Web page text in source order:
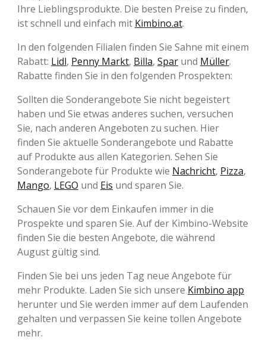
Ihre Lieblingsprodukte. Die besten Preise zu finden,
ist schnell und einfach mit Kimbino.at.
In den folgenden Filialen finden Sie Sahne mit einem
Rabatt: Lidl, Penny Markt, Billa, Spar und Müller.
Rabatte finden Sie in den folgenden Prospekten:
Sollten die Sonderangebote Sie nicht begeistert
haben und Sie etwas anderes suchen, versuchen
Sie, nach anderen Angeboten zu suchen. Hier
finden Sie aktuelle Sonderangebote und Rabatte
auf Produkte aus allen Kategorien. Sehen Sie
Sonderangebote für Produkte wie Nachricht, Pizza,
Mango, LEGO und Eis und sparen Sie.
Schauen Sie vor dem Einkaufen immer in die
Prospekte und sparen Sie. Auf der Kimbino-Website
finden Sie die besten Angebote, die während
August gültig sind.
Finden Sie bei uns jeden Tag neue Angebote für
mehr Produkte. Laden Sie sich unsere Kimbino app
herunter und Sie werden immer auf dem Laufenden
gehalten und verpassen Sie keine tollen Angebote
mehr.